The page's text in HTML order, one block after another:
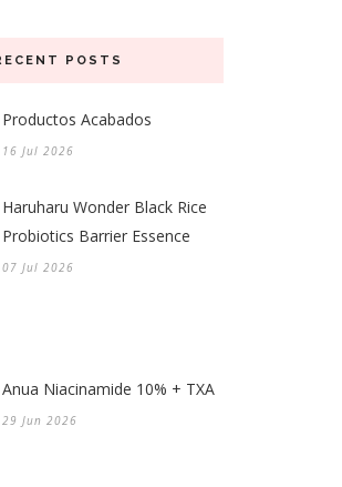
POSTS
Productos Acabados
16 Jul 2026
Haruharu Wonder Black Rice
Probiotics Barrier Essence
07 Jul 2026
Anua Niacinamide 10% + TXA
29 Jun 2026